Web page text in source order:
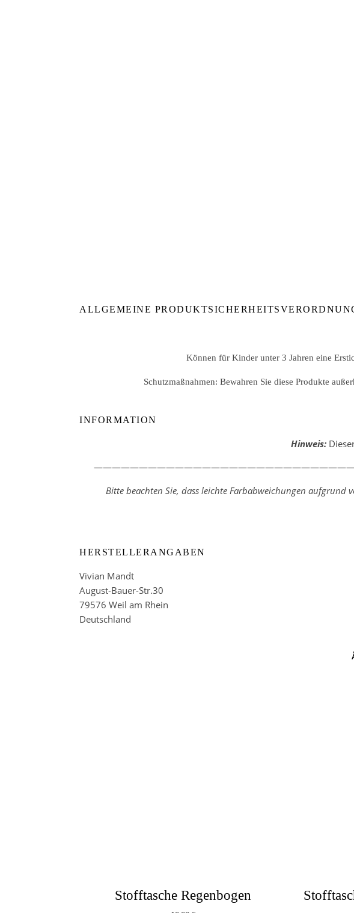
ALLGEMEINE
Können für Kinder unter 3 Jahren eine
Schutzmaßnahmen: Bewahren Sie diese Produkte
INFORMATION
Hinweis:
Bitte beachten Sie, dass leichte Farbabweichungen
HERSTELLERANGABEN
Vivian Mandt
August-Bauer-Str.30
79576 Weil am Rhein
Deutschland
Stofftasche Regenbogen